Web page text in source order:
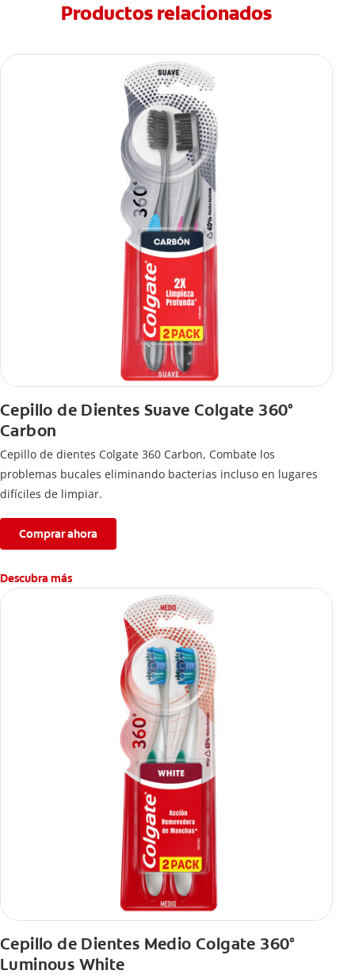
Productos relacionados
Cepillo de Dientes Suave Colgate 360°
Carbon
Cepillo de dientes Colgate 360 ​​Carbon, Combate los
problemas bucales eliminando bacterias incluso en lugares
difíciles de limpiar.
Comprar ahora
Descubra más
Cepillo de Dientes Medio Colgate 360°
Luminous White